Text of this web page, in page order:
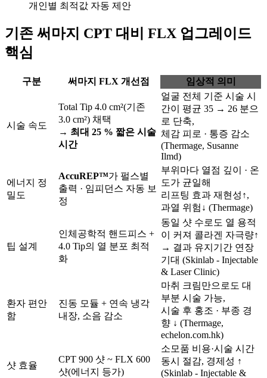
개인별 최적값 자동 제안
기존 써마지 CPT 대비 FLX 업그레이드
핵심
구분 써마지 FLX 개선점 임상적 의미
시술 속도
Total Tip 4.0 cm²(기존
3.0 cm²) 채택
→ 최대 25 % 짧은 시술
시간
얼굴 전체 기준 시술 시
간이 평균 35 → 26 분으
로 단축,
체감 피로 · 통증 감소
(Thermage, Susanne
Ilmd)
에너지 정
밀도
AccuREP™가 펄스별
출력 · 임피던스 자동 보
정
부위마다 열점 깊이 · 온
도가 균일해
리프팅 효과 재현성↑,
과열 위험↓ (Thermage)
팁 설계
인체공학적 핸드피스 +
4.0 Tip의 열 분포 최적
화
동일 샷 수로도 열 용적
이 커져 콜라겐 자극량↑
→ 결과 유지기간 연장
기대 (Skinlab - Injectable
& Laser Clinic)
환자 편안
함
진동 모듈 + 연속 냉각
내장, 소음 감소
마취 크림만으로도 대
부분 시술 가능,
시술 후 홍조 · 부종 경
향 ↓ (Thermage,
echelon.com.hk)
샷 효율
CPT 900 샷 ~ FLX 600
샷(에너지 등가)
소모품 비용·시술 시간
동시 절감, 경제성 ↑
(Skinlab - Injectable &